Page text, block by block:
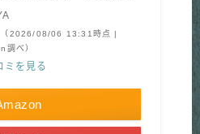
（2026/08/06 13:31時点 |
調べ）
ミを見る